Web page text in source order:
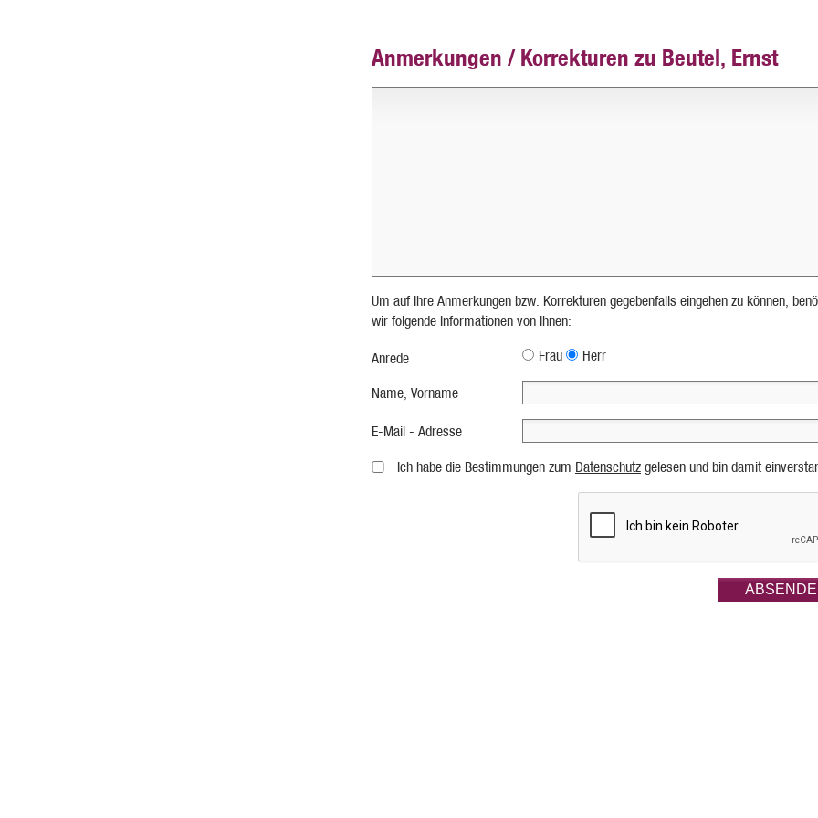
Anmerkungen / Korrekturen zu Beutel, Ernst
Um auf Ihre Anmerkungen bzw. Korrekturen gegebenfalls eingehen zu können,
wir folgende Informationen von Ihnen:
Anrede Frau Herr
Name, Vorname
E-Mail - Adresse
Ich habe die Bestimmungen zum Datenschutz gelesen und bin damit